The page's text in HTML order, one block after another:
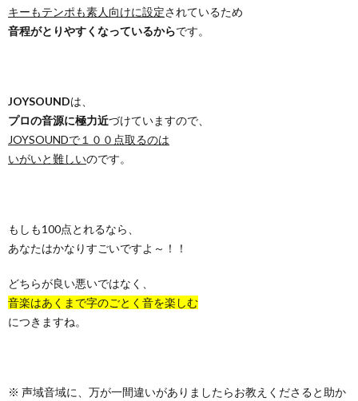
キーもテンポも素人向けに設定されているため
音程がとりやすくなっているからです。
JOYSOUNDは、
プロの音源に極力近づけていますので、
JOYSOUNDで１００点取るのは
いがいと難しいのです。
もしも100点とれるなら、
あなたはかなりすごいですよ～！！
どちらが良い悪いではなく、
音楽はあくまで字のごとく音を楽しむ
につきますね。
※ 声域音域に、万が一間違いがありましたらお教えくださると助か